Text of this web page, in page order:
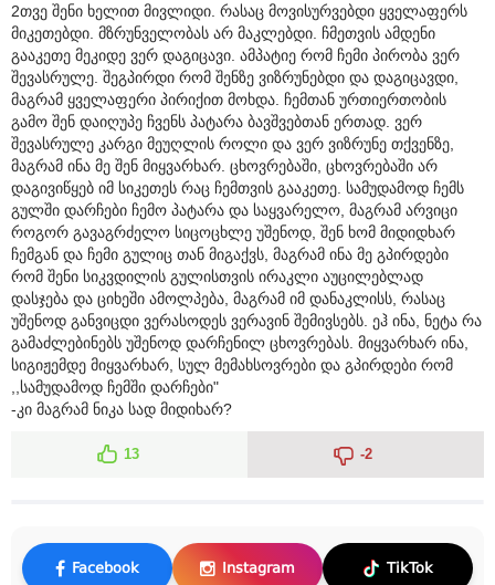
2თვე შენი ხელით მივლიდი. რასაც მოვისურვებდი ყველაფერს
მიკეთებდი. მზრუნველობას არ მაკლებდი. ჩმეთვის ამდენი
გააკეთე მეკიდე ვერ დაგიცავი. ამპატიე რომ ჩემი პირობა ვერ
შევასრულე. შეგპირდი რომ შენზე ვიზრუნებდი და დაგიცავდი,
მაგრამ ყველაფერი პირიქით მოხდა. ჩემთან ურთიერთობის
გამო შენ დაიღუპე ჩვენს პატარა ბავშვებთან ერთად. ვერ
შევასრულე კარგი მეუღლის როლი და ვერ ვიზრუნე თქვენზე,
მაგრამ ინა მე შენ მიყვარხარ. ცხოვრებაში, ცხოვრებაში არ
დაგივიწყებ იმ სიკეთეს რაც ჩემთვის გააკეთე. სამუდამოდ ჩემს
გულში დარჩები ჩემო პატარა და საყვარელო, მაგრამ არვიცი
როგორ გავაგრძელო სიცოცხლე უშენოდ, შენ ხომ მიდიდხარ
ჩემგან და ჩემი გულიც თან მიგაქვს, მაგრამ ინა მე გპირდები
რომ შენი სიკვდილის გულისთვის ირაკლი აუცილებლად
დასჯება და ციხეში ამოლპება, მაგრამ იმ დანაკლისს, რასაც
უშენოდ განვიცდი ვერასოდეს ვერავინ შემივსებს. ეჰ ინა, ნეტა რა
გამაძლებინებს უშენოდ დარჩენილ ცხოვრებას. მიყვარხარ ინა,
სიგიჟემდე მიყვარხარ, სულ მემახსოვრები და გპირდები რომ
,,სამუდამოდ ჩემში დარჩები"
-კი მაგრამ ნიკა სად მიდიხარ?
13 -2
Facebook Instagram TikTok